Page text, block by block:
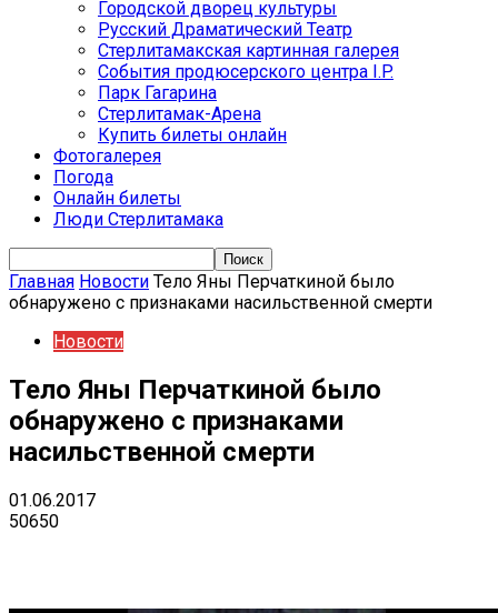
Городской дворец культуры
Русский Драматический Театр
Стерлитамакская картинная галерея
События продюсерского центра I.P.
Парк Гагарина
Стерлитамак-Арена
Купить билеты онлайн
Фотогалерея
Погода
Онлайн билеты
Люди Стерлитамака
Главная Новости Тело Яны Перчаткиной было
обнаружено с признаками насильственной смерти
Новости
Тело Яны Перчаткиной было
обнаружено с признаками
насильственной смерти
01.06.2017
50650